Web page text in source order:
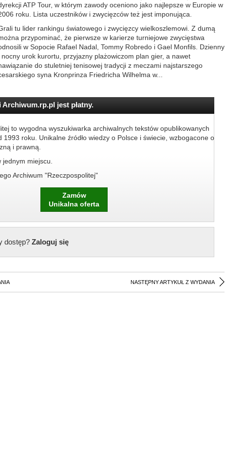
ATP Tour, w którym zawody oceniono jako najlepsze w Europie w
roku. Lista uczestników i zwycięzców też jest imponująca.
tu lider rankingu światowego i zwycięzcy wielkoszlemowi. Z dumą
przypominać, że pierwsze w karierze turniejowe zwycięstwa
w Sopocie Rafael Nadal, Tommy Robredo i Gael Monfils. Dzienny
nocny urok kurortu, przyjazny plażowiczom plan gier, a nawet
do stuletniej tenisowej tradycji z meczami najstarszego
syna Kronprinza Friedricha Wilhelma w...
jest płatny.
to wygodna wyszukiwarka archiwalnych tekstów opublikowanych
1993 roku. Unikalne źródło wiedzy o Polsce i świecie, wzbogacone o
i prawną.
miejscu.
Archiwum "Rzeczpospolitej"
Zamów
Unikalna oferta
dostęp?Zaloguj się
NASTĘPNY ARTYKUŁ Z WYDANIA